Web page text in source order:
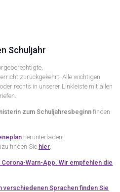
Schuljahr
zurückgekehrt. Alle wichtigen
oder rechts in unserer Linkleiste mit allen
zum Schuljahresbeginn finden
herunterladen.
finden Sie hier.
Warn-App. Wir empfehlen die
verschiedenen Sprachen finden Sie